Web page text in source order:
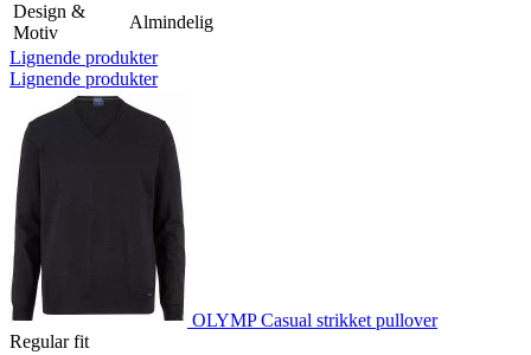
Design &
Motiv
Almindelig
Lignende produkter
Lignende produkter
OLYMP Casual strikket pullover
Regular fit